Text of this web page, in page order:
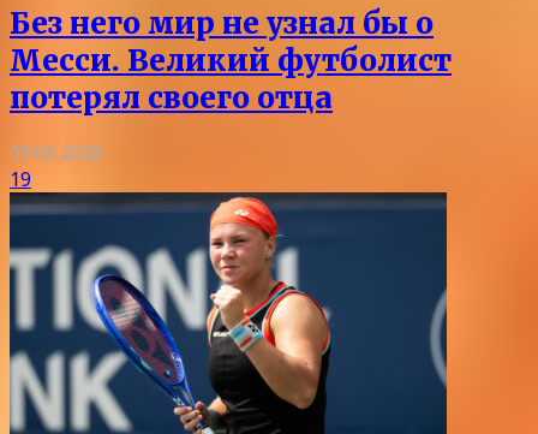
Без него мир не узнал бы о
Месси. Великий футболист
потерял своего отца
09.08.2026
19